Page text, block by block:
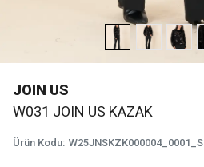
JOIN US
W031 JOIN US KAZAK
Ürün Kodu: W25JNSKZK000004_0001_S